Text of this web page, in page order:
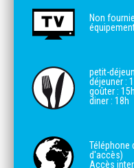
Non
petit-
déjeuner :
goûter :
diner : 18h
Téléphone
d'accès)
Accès